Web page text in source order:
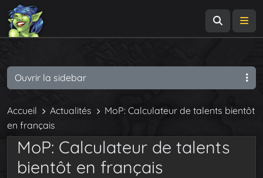
Accueil Actualités
MoP: Calculateur de talents bientôt
en français
MoP: Calculateur de talents
bientôt en français
Ouvrir la sidebar